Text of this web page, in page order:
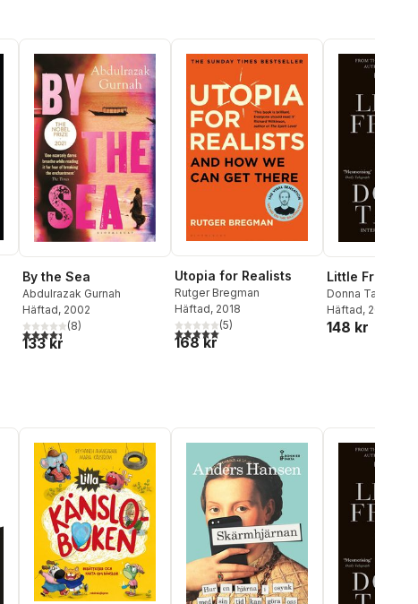
röster:
By the Sea
Abdulrazak Gurnah
Häftad, 2002
4,4utav 5 stjärnor. Totalt antal röster:
(8)
133 kr
Utopia for Realists
Rutger Bregman
Häftad, 2018
5,0utav 5 stjärnor. Totalt antal röster:
(5)
168 kr
Little Friend
Donna Tartt
Häftad, 2005
148 kr